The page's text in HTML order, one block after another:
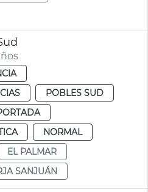
POBLES SUD
NORMAL
EL PALMAR
SANJUÁN